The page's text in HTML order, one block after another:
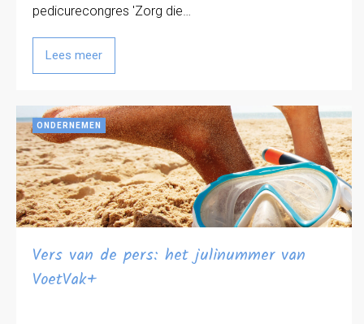
pedicurecongres 'Zorg die…
Lees meer
ONDERNEMEN
Vers van de pers: het julinummer van
VoetVak+